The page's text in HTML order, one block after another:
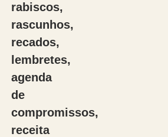
rabiscos,
rascunhos,
recados,
lembretes,
agenda
de
compromissos,
receita